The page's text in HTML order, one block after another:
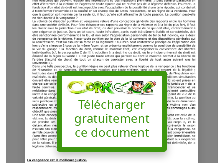
Télécharger
gratuitement
ce document